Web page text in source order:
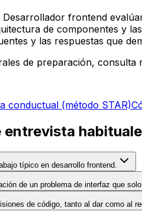
Desarrollador frontend
de componentes y
y las respuestas que
de preparación, consulta
conductual (método STAR)
entrevista
típico en desarrollo frontend.
de un problema de interfaz que
de código, tanto al dar como al